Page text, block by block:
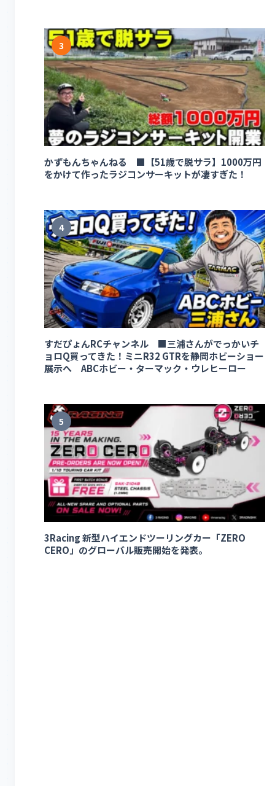
3
かずもんちゃんねる ■【51歳で脱サラ】1000万円
をかけて作ったラジコンサーキットが凄すぎた！
4
すだぴょんRCチャンネル ■三浦さんがでっかいチ
ョロQ買ってきた！ミニR32 GTRを静岡ホビーショー
展示へ ABCホビー・ターマック・ウレヒーロー
5
3Racing 新型ハイエンドツーリングカー「ZERO
CERO」のグローバル販売開始を発表。